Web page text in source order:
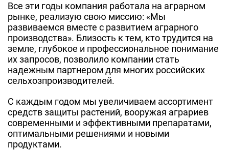
Все эти годы компания работала на аграрном
рынке, реализую свою миссию: «Мы
развиваемся вместе с развитием аграрного
производства». Близость к тем, кто трудится на
земле, глубокое и профессиональное понимание
их запросов, позволило компании стать
надежным партнером для многих российских
сельхозпроизводителей.
С каждым годом мы увеличиваем ассортимент
средств защиты растений, вооружая аграриев
современными и эффективными препаратами,
оптимальными решениями и новыми
продуктами.